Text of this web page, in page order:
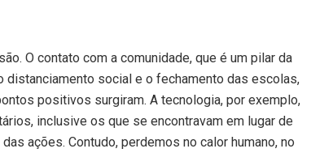
O contato com a comunidade, que é um pilar da
social e o fechamento das escolas,
positivos surgiram. A tecnologia, por exemplo,
inclusive os que se encontravam em lugar de
ações. Contudo, perdemos no calor humano, no